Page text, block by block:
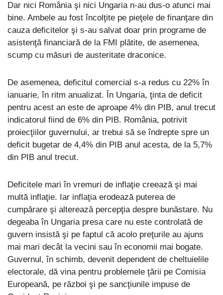
Dar nici România şi nici Ungaria n-au dus-o atunci mai
bine. Ambele au fost încolţite pe pieţele de finanţare din
cauza deficitelor şi s-au salvat doar prin programe de
asistenţă financiară de la FMI plătite, de asemenea,
scump cu măsuri de austeritate draconice.
De asemenea, deficitul comercial s-a redus cu 22% în
ianuarie, în ritm anualizat. În Ungaria, ţinta de deficit
pentru acest an este de aproape 4% din PIB, anul trecut
indicatorul fiind de 6% din PIB. România, potrivit
proiecţiilor guvernului, ar trebui să se îndrepte spre un
deficit bugetar de 4,4% din PIB anul acesta, de la 5,7%
din PIB anul trecut.
Deficitele mari în vremuri de inflaţie creează şi mai
multă inflaţie. Iar inflaţia erodează puterea de
cumpărare şi alterează percepţia despre bunăstare. Nu
degeaba în Ungaria presa care nu este controlată de
guvern insistă şi pe faptul că acolo preţurile au ajuns
mai mari decât la vecini sau în economii mai bogate.
Guvernul, în schimb, devenit dependent de cheltuielile
electorale, dă vina pentru problemele ţării pe Comisia
Europeană, pe război şi pe sancţiunile impuse de